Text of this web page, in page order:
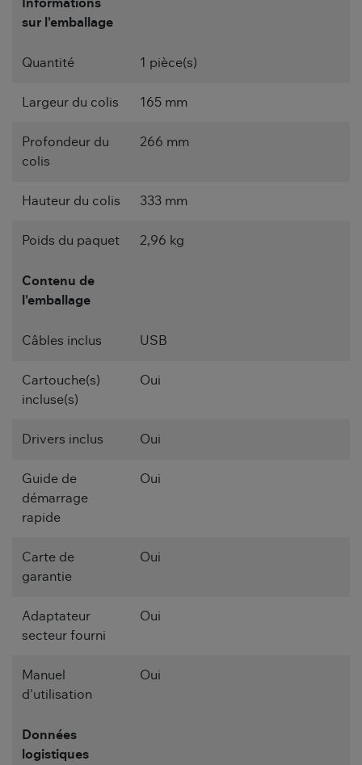
Informations
sur l'emballage
Quantité 1 pièce(s)
Largeur du colis 165 mm
Profondeur du
colis
266 mm
Hauteur du colis 333 mm
Poids du paquet 2,96 kg
Contenu de
l'emballage
Câbles inclus USB
Cartouche(s)
incluse(s)
Oui
Drivers inclus Oui
Guide de
démarrage
rapide
Oui
Carte de
garantie
Oui
Adaptateur
secteur fourni
Oui
Manuel
d'utilisation
Oui
Données
logistiques